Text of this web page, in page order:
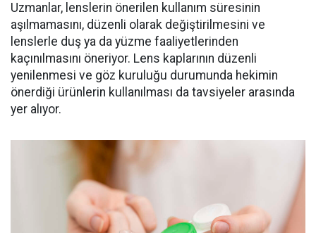
Uzmanlar, lenslerin önerilen kullanım süresinin
aşılmamasını, düzenli olarak değiştirilmesini ve
lenslerle duş ya da yüzme faaliyetlerinden
kaçınılmasını öneriyor. Lens kaplarının düzenli
yenilenmesi ve göz kuruluğu durumunda hekimin
önerdiği ürünlerin kullanılması da tavsiyeler arasında
yer alıyor.